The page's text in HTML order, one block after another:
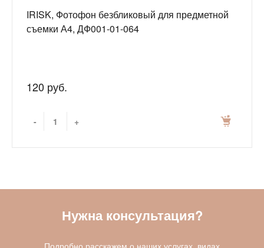
IRISK, Фотофон безбликовый для предметной
съемки А4, ДФ001-01-064
120 руб.
- +
Нужна консультация?